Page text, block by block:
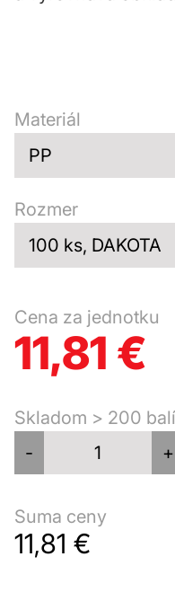
Materiál
Rozmer
Cena za jednotku
11,81 €
Skladom > 200
-
+
Suma ceny
11,81 €